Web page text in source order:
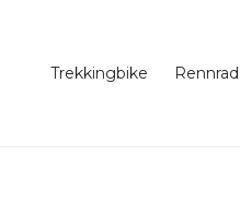
Trekkingbike Rennrad